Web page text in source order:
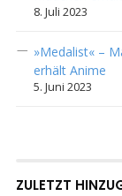
8. Juli 2023
»Medalist« –
erhält Anime
5. Juni 2023
ZULETZT